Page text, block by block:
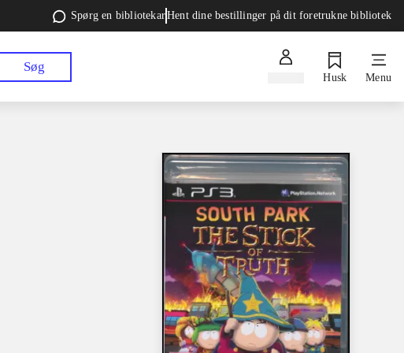
Spørg en bibliotekarHent dine bestillinger på dit foretrukne bibliotek
Søg
Husk Menu